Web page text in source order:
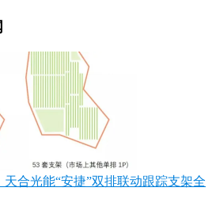
天合光能“安捷”双排联动跟踪支架全